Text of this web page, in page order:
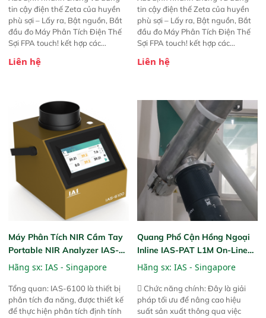
tin cậy điện thế Zeta của huyền
phù sợi – Lấy ra, Bật nguồn, Bắt
đầu đo Máy Phân Tích Điện Thế
Sợi FPA touch! kết hợp các
được chứng minh với sự đơn giản
trước đó. Nhưng so với các phiên
bản trước, FPA touch! nhỏ hơn và
nhẹ hơn đáng kể, đồng thời được
nâng cấp với các tính năng mới.
Liên hệ
tin cậy điện thế Zeta của huyền
phù sợi – Lấy ra, Bật nguồn, Bắt
đầu đo Máy Phân Tích Điện Thế
Sợi FPA touch! kết hợp các
được chứng minh với sự đơn giản
trước đó. Nhưng so với các phiên
bản trước, FPA touch! nhỏ hơn và
nhẹ hơn đáng kể, đồng thời được
nâng cấp với các tính năng mới.
Liên hệ
Máy Phân Tích NIR Cầm Tay
Portable NIR Analyzer IAS-
6100
Hãng sx: IAS - Singapore
Tổng quan: IAS-6100 là thiết bị
phân tích đa năng, được thiết kế
để thực hiện phân tích định tính
Quang Phổ Cận Hồng Ngoại
Inline IAS-PAT L1M On-Line
NIR
Hãng sx: IAS - Singapore
 Chức năng chính: Đây là giải
pháp tối ưu để nâng cao hiệu
suất sản xuất thông qua việc